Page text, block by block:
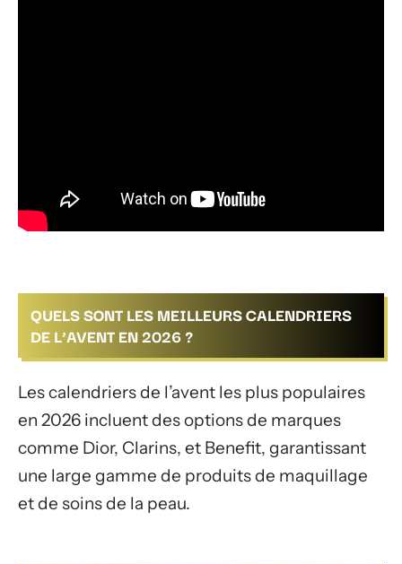
QUELS SONT LES MEILLEURS CALENDRIERS
DE L’AVENT EN 2026 ?
Les calendriers de l’avent les plus populaires
en 2026 incluent des options de marques
comme Dior, Clarins, et Benefit, garantissant
une large gamme de produits de maquillage
et de soins de la peau.